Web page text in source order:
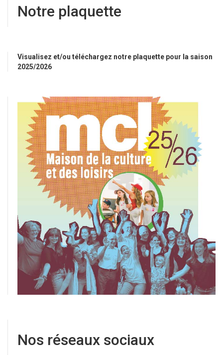
Notre plaquette
Visualisez et/ou téléchargez notre plaquette pour la saison
2025/2026
Nos réseaux sociaux